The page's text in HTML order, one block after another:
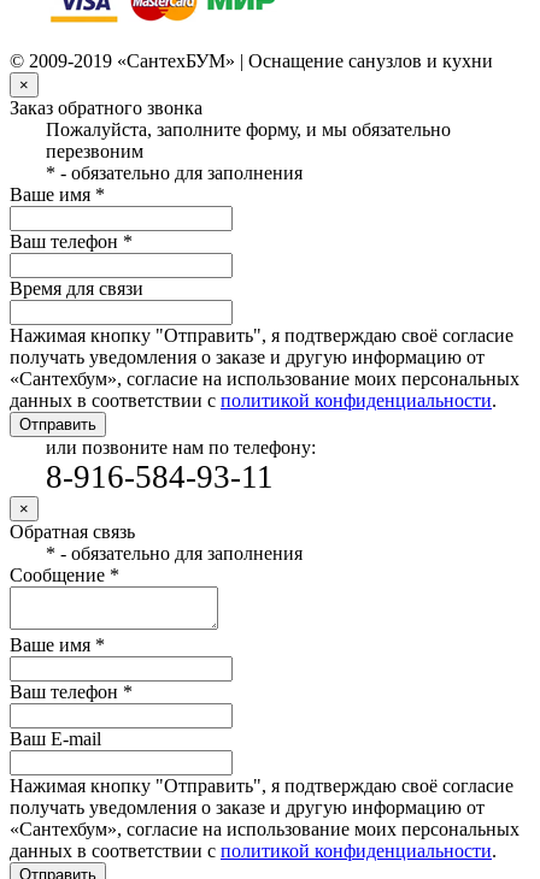
© 2009-2019 «СантехБУМ» | Оснащение санузлов и кухни
×
Заказ обратного звонка
Пожалуйста, заполните форму, и мы обязательно
перезвоним
* - обязательно для заполнения
Ваше имя *
Ваш телефон *
Время для связи
Нажимая кнопку "Отправить", я подтверждаю своё согласие
получать уведомления о заказе и другую информацию от
«Сантехбум», согласие на использование моих персональных
данных в соответствии с политикой конфиденциальности.
Отправить
или позвоните нам по телефону:
8-916-584-93-11
×
Обратная связь
* - обязательно для заполнения
Сообщение *
Ваше имя *
Ваш телефон *
Ваш E-mail
Нажимая кнопку "Отправить", я подтверждаю своё согласие
получать уведомления о заказе и другую информацию от
«Сантехбум», согласие на использование моих персональных
данных в соответствии с политикой конфиденциальности.
Отправить